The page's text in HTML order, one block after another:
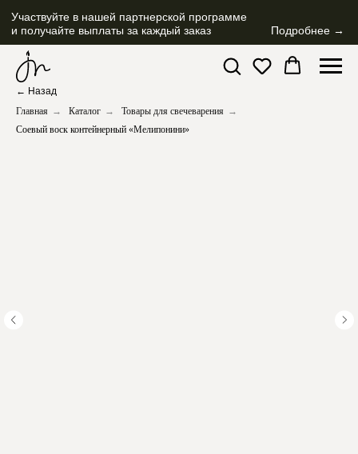
Участвуйте в нашей партнерской программе
и получайте выплаты за каждый заказ Подробнее →
← Назад
Главная → Каталог → Товары для свечеварения →
Соевый воск контейнерный «Мелипонини»